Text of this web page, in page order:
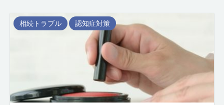
相続トラブル 認知症対策